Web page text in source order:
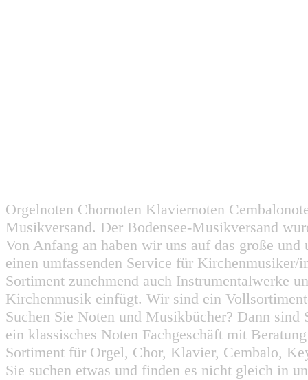
Orgelnoten Chornoten Klaviernoten
Musikversand. Der Bodensee-Musikversand
Von Anfang an haben wir uns auf das große
einen umfassenden Service für
Sortiment zunehmend auch Instrumentalwerke
Kirchenmusik einfügt. Wir sind ein
Suchen Sie Noten und Musikbücher? Dann
ein klassisches Noten Fachgeschäft mit
Sortiment für Orgel, Chor, Klavier, Cembalo,
Sie suchen etwas und finden es nicht gleich in